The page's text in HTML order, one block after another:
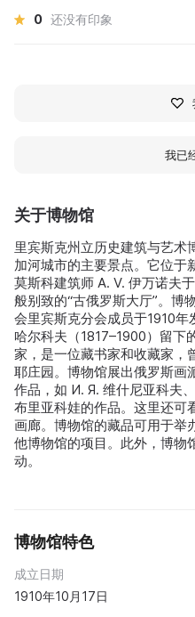
关于博物馆
里宾斯克州立历史建筑与艺
加河城市的主要景点。它位于
莫斯科建筑师 A. V. 伊万诺夫
般别致的“古俄罗斯大厅”。博
会里宾斯克分会成员于1910
哈尔科夫（1817–1900）留下
家，是一位藏书家和收藏家，
耶庄园。博物馆展出俄罗斯画
作品，如 И. Я. 维什尼亚科夫
布里亚科娃的作品。这里还可
画廊。博物馆的藏品可用于举
他博物馆的项目。此外，博物
动。
博物馆特色
成立日期
1910年10月17日
0 还没有印象
我已